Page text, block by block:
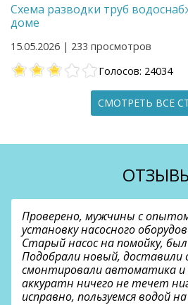
Схема разводки труб
доме
15.05.2026 | 233 просмотров
Голосов: 24034
СМОТРЕТЬ ВСЕ
Проверено, мужчины с
установку насосного
Старый насос на помойку,
Подобрали новый,
смонтировали автоматика и
аккуратн ничего не течет
исправно, пользуемся водой